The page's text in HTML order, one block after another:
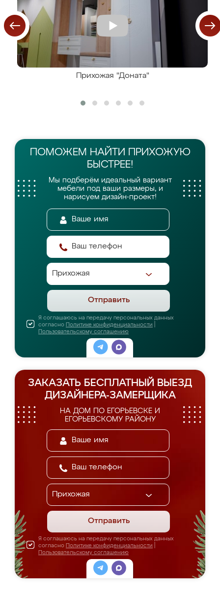
Прихожая "Доната"
ПОМОЖЕМ НАЙТИ
ПРИХОЖУЮ
БЫСТРЕЕ!
Мы подберём идеальный вариант
мебели под ваши размеры, и
нарисуем дизайн-проект!
Отправить
Я соглашаюсь на передачу персональных данных
согласно Политике конфиденциальности
Пользовательскому соглашению
ЗАКАЗАТЬ БЕСПЛАТНЫЙ ВЫЕЗД
ДИЗАЙНЕРА-ЗАМЕРЩИКА
НА ДОМ ПО ЕГОРЬЕВСКЕ И
ЕГОРЬЕВСКОМУ РАЙОНУ
Отправить
Я соглашаюсь на передачу персональных данных
согласно Политике конфиденциальности
Пользовательскому соглашению